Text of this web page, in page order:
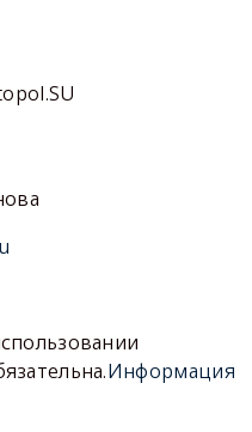
Информация